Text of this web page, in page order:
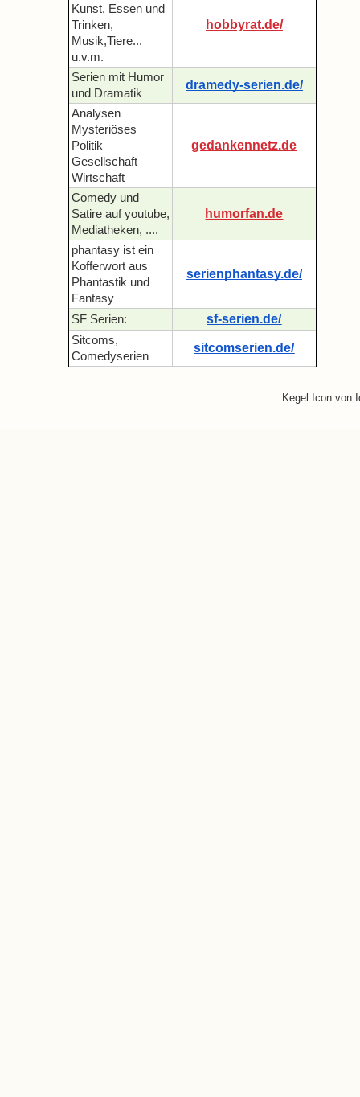
Kunst, Essen und
Trinken,
Musik,Tiere...
u.v.m.
hobbyrat.de/
Serien mit Humor
und Dramatik
dramedy-serien.de/
Analysen
Mysteriöses
Politik
Gesellschaft
Wirtschaft
gedankennetz.de
Comedy und
Satire auf youtube,
Mediatheken, ....
humorfan.de
phantasy ist ein
Kofferwort aus
Phantastik und
Fantasy
serienphantasy.de/
SF Serien: sf-serien.de/
Sitcoms,
Comedyserien
sitcomserien.de/
Kegel Icon von